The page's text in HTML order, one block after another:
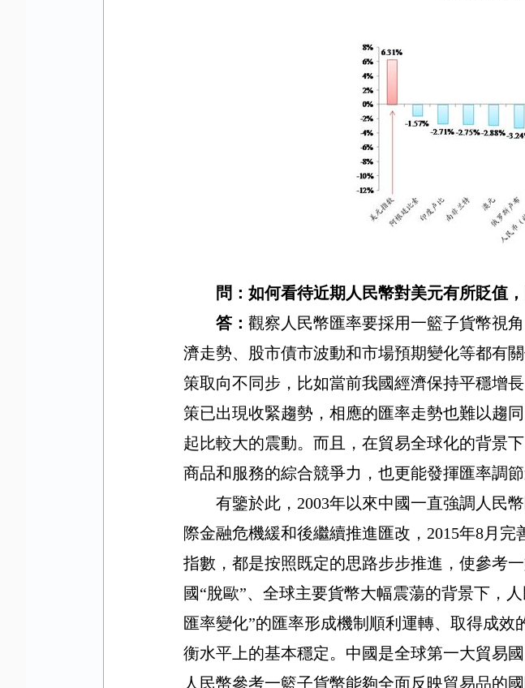
問：如何看待近期人民幣對美元有所貶值
答： 觀察人民幣匯率要採用一籃子貨幣視
濟走勢、股市債市波動和市場預期變化等都有
策取向不同步，比如當前我國經濟保持平穩增
策已出現收緊趨勢，相應的匯率走勢也難以趨
起比較大的震動。而且，在貿易全球化的背景
商品和服務的綜合競爭力，也更能發揮匯率調
有鑒於此， 2003年以來中國一直強調人民
際金融危機緩和後繼續推進匯改， 2015年8月完
指數，都是按照既定的思路步步推進，使參考
國“脫歐”、全球主要貨幣大幅震蕩的背景下，
匯率變化”的匯率形成機制順利運轉、取得成
衡水平上的基本穩定。中國是全球第一大貿易
人民幣參考一籃子貨幣能夠全面反映貿易品的